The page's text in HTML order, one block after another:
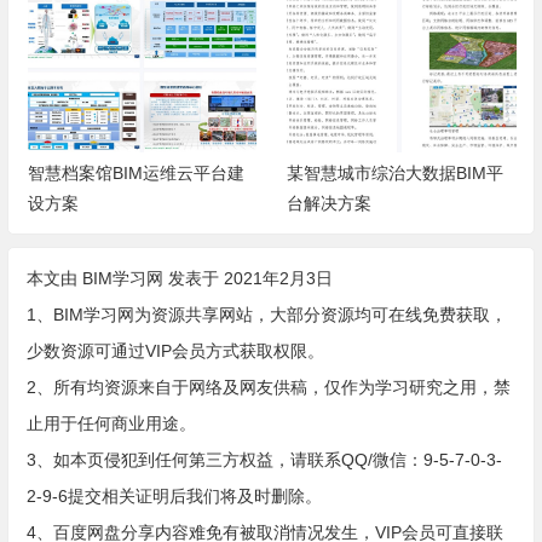
智慧档案馆BIM运维云平台建
设方案
某智慧城市综治大数据BIM平
台解决方案
本文由 BIM学习网 发表于 2021年2月3日
1、BIM学习网为资源共享网站，大部分资源均可在线免费获取，
少数资源可通过VIP会员方式获取权限。
2、所有均资源来自于网络及网友供稿，仅作为学习研究之用，禁
止用于任何商业用途。
3、如本页侵犯到任何第三方权益，请联系QQ/微信：9-5-7-0-3-
2-9-6提交相关证明后我们将及时删除。
4、百度网盘分享内容难免有被取消情况发生，VIP会员可直接联